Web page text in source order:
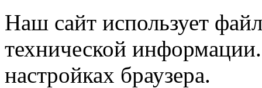
Наш сайт использует
технической
настройках браузера.